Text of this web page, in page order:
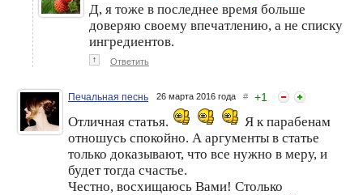
Д, я тоже в последнее время больше
доверяю своему впечатлению, а не списку
ингредиентов.
↑ Ответить
Печальная песнь 26 марта 2016 года # +1
Отличная статья.
Я к парабенам
отношусь спокойно. А аргументы в статье
только доказывают, что все нужно в меру, и
будет тогда счастье.
Честно, восхищаюсь Вами! Столько